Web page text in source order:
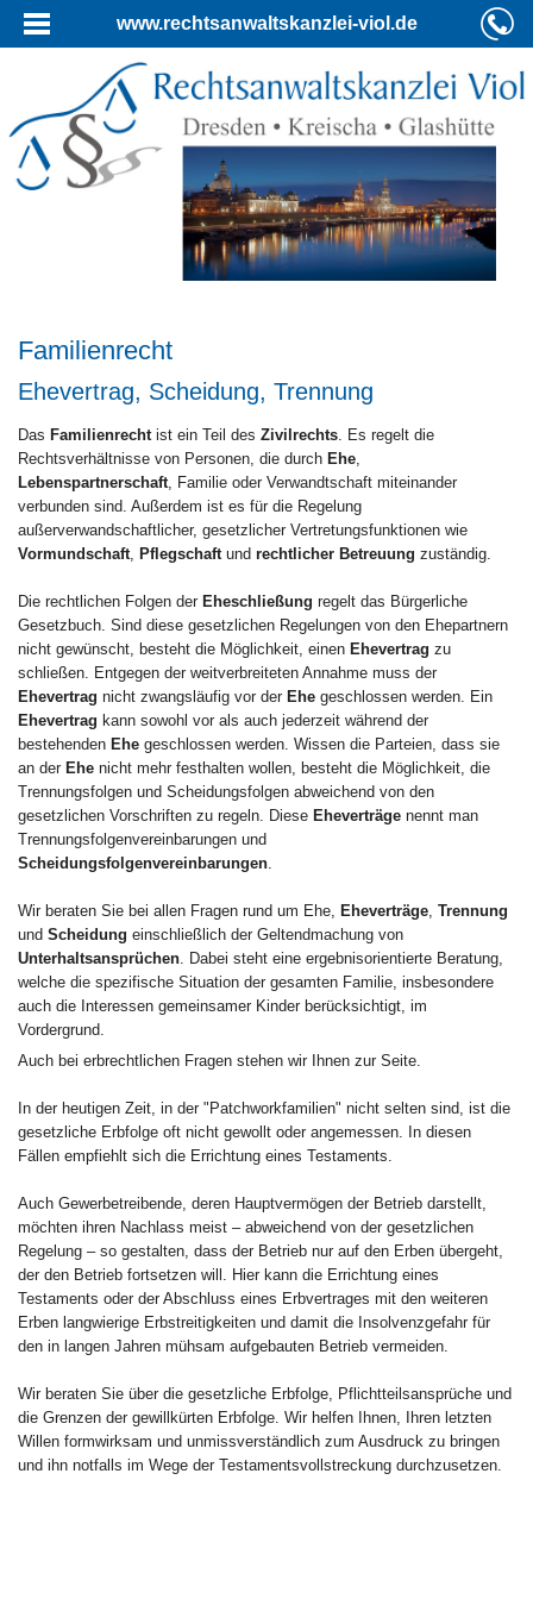
www.rechtsanwaltskanzlei-viol.de
Familienrecht
Ehevertrag, Scheidung, Trennung
Das Familienrecht ist ein Teil des Zivilrechts . Es regelt die
Rechtsverhältnisse von Personen, die durch Ehe
Lebenspartnerschaft , Familie oder Verwandtschaft miteinander
verbunden sind. Außerdem ist es für die Regelung
außerverwandschaftlicher, gesetzlicher Vertretungsfunktionen wie
Vormundschaft Pflegschaft und rechtlicher Betreuung zuständig.
Die rechtlichen Folgen der Eheschließung regelt das Bürgerliche
Gesetzbuch. Sind diese gesetzlichen Regelungen von den Ehepartnern
nicht gewünscht, besteht die Möglichkeit, einen Ehevertrag zu
schließen. Entgegen der weitverbreiteten Annahme muss der
Ehevertrag nicht zwangsläufig vor der Ehe geschlossen werden. Ein
Ehevertrag kann sowohl vor als auch jederzeit während der
bestehenden Ehe geschlossen werden. Wissen die Parteien, dass sie
an der Ehe nicht mehr festhalten wollen, besteht die Möglichkeit, die
Trennungsfolgen und Scheidungsfolgen abweichend von den
gesetzlichen Vorschriften zu regeln. Diese Eheverträge nennt man
Trennungsfolgenvereinbarungen und
Scheidungsfolgenvereinbarungen
Wir beraten Sie bei allen Fragen rund um Ehe, Eheverträge Trennung
und Scheidung einschließlich der Geltendmachung von
Unterhaltsansprüchen . Dabei steht eine ergebnisorientierte Beratung,
welche die spezifische Situation der gesamten Familie, insbesondere
auch die Interessen gemeinsamer Kinder berücksichtigt, im
Vordergrund.
Auch bei erbrechtlichen Fragen stehen wir Ihnen zur Seite.
In der heutigen Zeit, in der "Patchworkfamilien" nicht selten sind, ist die
gesetzliche Erbfolge oft nicht gewollt oder angemessen. In diesen
Fällen empfiehlt sich die Errichtung eines Testaments.
Auch Gewerbetreibende, deren Hauptvermögen der Betrieb darstellt,
möchten ihren Nachlass meist – abweichend von der gesetzlichen
Regelung – so gestalten, dass der Betrieb nur auf den Erben übergeht,
der den Betrieb fortsetzen will. Hier kann die Errichtung eines
Testaments oder der Abschluss eines Erbvertrages mit den weiteren
Erben langwierige Erbstreitigkeiten und damit die Insolvenzgefahr für
den in langen Jahren mühsam aufgebauten Betrieb vermeiden.
Wir beraten Sie über die gesetzliche Erbfolge, Pflichtteilsansprüche und
die Grenzen der gewillkürten Erbfolge. Wir helfen Ihnen, Ihren letzten
Willen formwirksam und unmissverständlich zum Ausdruck zu bringen
und ihn notfalls im Wege der Testamentsvollstreckung durchzusetzen.